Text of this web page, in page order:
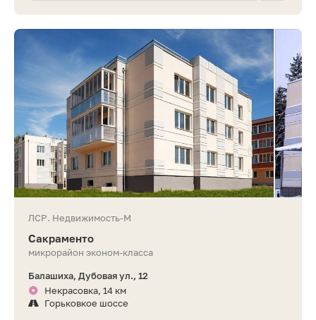
ЛСР. Недвижимость-М
Сакраменто
микрорайон эконом-класса
Балашиха, Дубовая ул., 12
Некрасовка, 14 км
Горьковкое шоссе